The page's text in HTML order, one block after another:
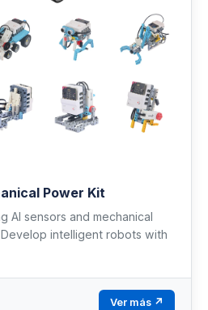
Power Kit
AI sensors and mechanical
intelligent robots with
Ver más ↗